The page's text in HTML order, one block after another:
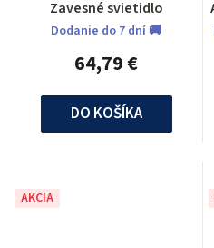
Zavesné svietidlo
Dodanie do 7 dní 🚚
64,79 €
DO KOŠÍKA
AKCIA